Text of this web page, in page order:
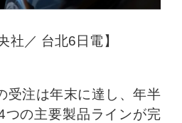
央社／ 台北6日電】
受注は年末に達し、年半
つの主要製品ラインが完